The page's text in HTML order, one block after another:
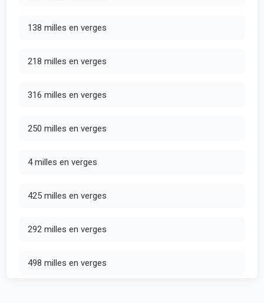
138 milles en verges
218 milles en verges
316 milles en verges
250 milles en verges
4 milles en verges
425 milles en verges
292 milles en verges
498 milles en verges